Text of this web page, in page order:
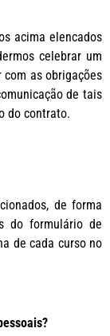
acima elencados
celebrar um
as obrigações
de tais
do contrato.
de forma
do formulário de
de cada curso no